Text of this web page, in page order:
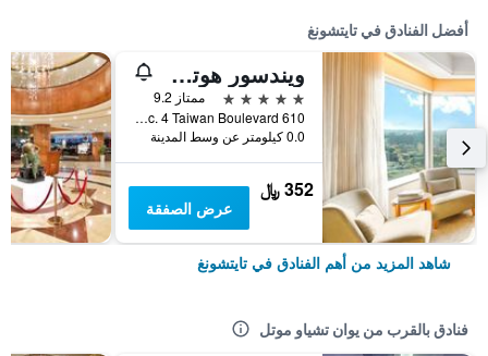
أفضل الفنادق في تايتشونغ
ويندسور هوتل تايتشونج
5 نجوم
ممتاز 9.2
610 Sec. 4 Taiwan Boulevard, تايتشونغ, تايوان
0.0 كيلومتر عن وسط المدينة
352 ﷼
عرض الصفقة
شاهد المزيد من أهم الفنادق في تايتشونغ
فنادق بالقرب من يوان تشياو موتل